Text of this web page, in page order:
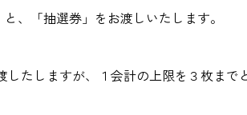
、「抽選券」をお渡しいたします。
たしますが、１会計の上限を３枚まで